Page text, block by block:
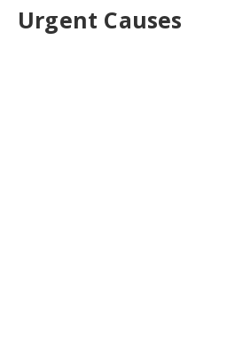
Urgent Causes